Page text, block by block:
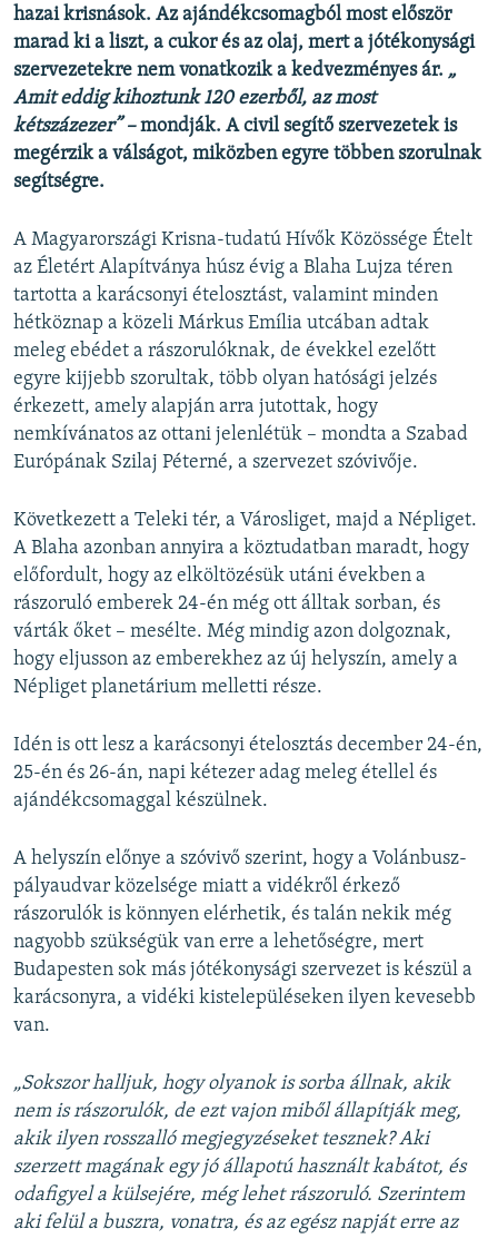
hazai krisnások. Az ajándékcsomagból most először
marad ki a liszt, a cukor és az olaj, mert a jótékonysági
szervezetekre nem vonatkozik a kedvezményes ár. „​
Amit eddig kihoztunk 120 ezerből, az most
kétszázezer” –mondják. A civil segítő szervezetek is
megérzik a válságot, miközben egyre többen szorulnak
segítségre.
A Magyarországi Krisna-tudatú Hívők Közössége Ételt
az Életért Alapítványa húsz évig a Blaha Lujza téren
tartotta a karácsonyi ételosztást, valamint minden
hétköznap a közeli Márkus Emília utcában adtak
meleg ebédet a rászorulóknak, de évekkel ezelőtt
egyre kijjebb szorultak, több olyan hatósági jelzés
érkezett, amely alapján arra jutottak, hogy
nemkívánatos az ottani jelenlétük – mondta a Szabad
Európának Szilaj Péterné, a szervezet szóvivője.
Következett a Teleki tér, a Városliget, majd a Népliget.
A Blaha azonban annyira a köztudatban maradt, hogy
előfordult, hogy az elköltözésük utáni években a
rászoruló emberek 24-én még ott álltak sorban, és
várták őket – mesélte. Még mindig azon dolgoznak,
hogy eljusson az emberekhez az új helyszín, amely a
Népliget planetárium melletti része.
Idén is ott lesz a karácsonyi ételosztás december 24-én,
25-én és 26-án, napi kétezer adag meleg étellel és
ajándékcsomaggal készülnek.
A helyszín előnye a szóvivő szerint, hogy a Volánbusz-
pályaudvar közelsége miatt a vidékről érkező
rászorulók is könnyen elérhetik, és talán nekik még
nagyobb szükségük van erre a lehetőségre, mert
Budapesten sok más jótékonysági szervezet is készül a
karácsonyra, a vidéki kistelepüléseken ilyen kevesebb
van.
„Sokszor halljuk, hogy olyanok is sorba állnak, akik
nem is rászorulók, de ezt vajon miből állapítják meg,
akik ilyen rosszalló megjegyzéseket tesznek? Aki
szerzett magának egy jó állapotú használt kabátot, és
odafigyel a külsejére, még lehet rászoruló. Szerintem
aki felül a buszra, vonatra, és az egész napját erre az